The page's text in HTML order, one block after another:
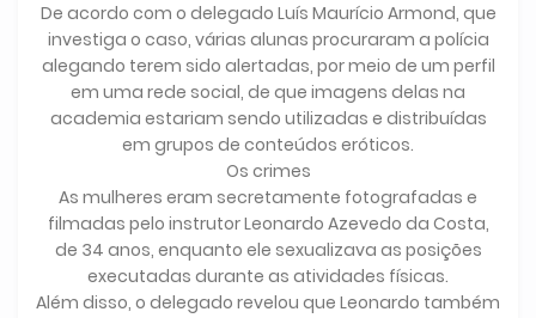
De acordo com o delegado Luís Maurício Armond, que
investiga o caso, várias alunas procuraram a polícia
alegando terem sido alertadas, por meio de um perfil
em uma rede social, de que imagens delas na
academia estariam sendo utilizadas e distribuídas
em grupos de conteúdos eróticos.
Os crimes
As mulheres eram secretamente fotografadas e
filmadas pelo instrutor Leonardo Azevedo da Costa,
de 34 anos, enquanto ele sexualizava as posições
executadas durante as atividades físicas.
Além disso, o delegado revelou que Leonardo também